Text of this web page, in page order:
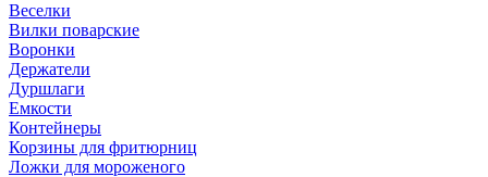
Веселки
Вилки поварские
Воронки
Держатели
Дуршлаги
Емкости
Контейнеры
Корзины для фритюрниц
Ложки для мороженого